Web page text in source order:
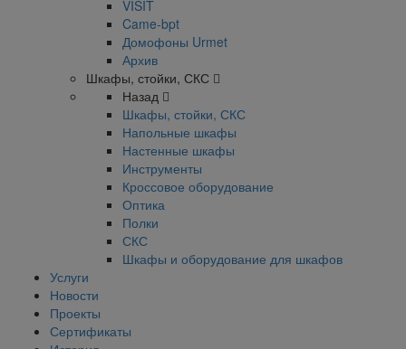
VISIT
Came-bpt
Домофоны Urmet
Архив
Шкафы, стойки, СКС
Назад
Шкафы, стойки, СКС
Напольные шкафы
Настенные шкафы
Инструменты
Кроссовое оборудование
Оптика
Полки
СКС
Шкафы и оборудование для шкафов
Услуги
Новости
Проекты
Сертификаты